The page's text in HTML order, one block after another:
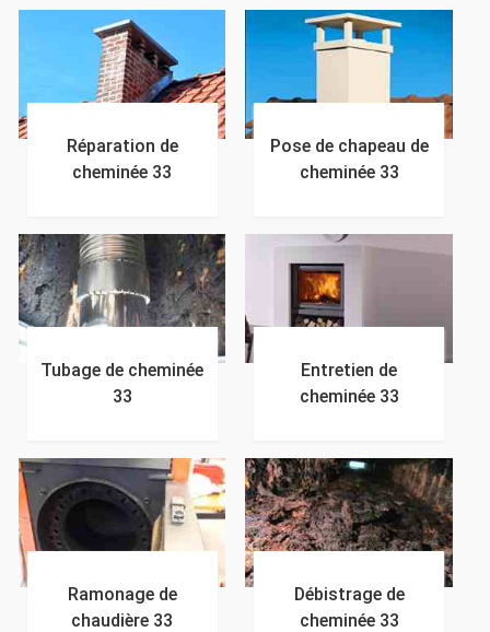
Réparation de
cheminée 33
Pose de chapeau de
cheminée 33
Tubage de cheminée
33
Entretien de
cheminée 33
Ramonage de
chaudière 33
Débistrage de
cheminée 33